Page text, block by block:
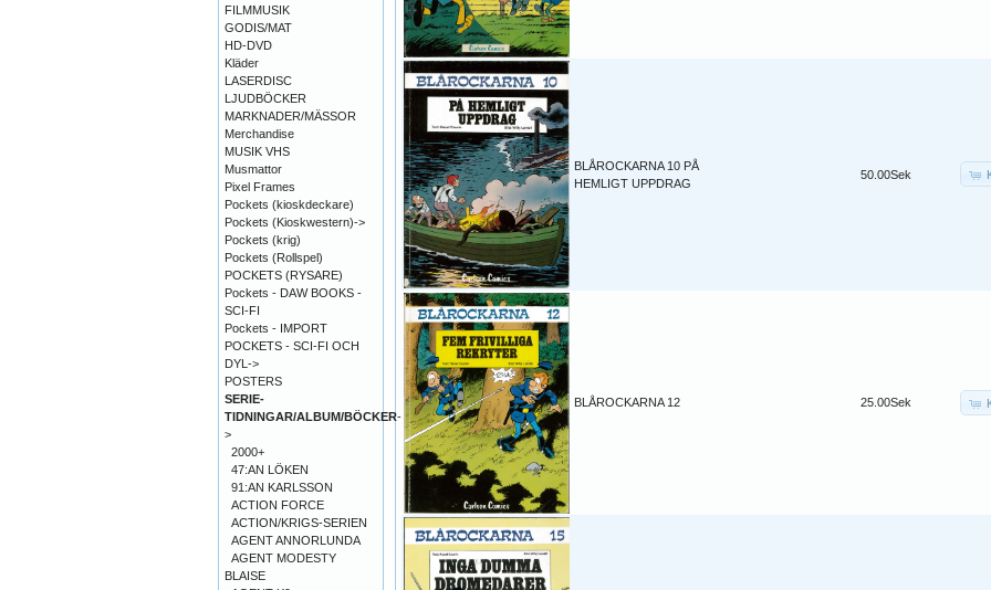
BLÅROCKARNA 10 PÅ
HEMLIGT UPPDRAG
50.00Sek
BLÅROCKARNA 12 25.00Sek
FILMMUSIK
GODIS/MAT
HD-DVD
Kläder
LASERDISC
LJUDBÖCKER
MARKNADER/MÄSSOR
Merchandise
MUSIK VHS
Musmattor
Pixel Frames
Pockets (kioskdeckare)
Pockets (Kioskwestern)->
Pockets (krig)
Pockets (Rollspel)
POCKETS (RYSARE)
Pockets - DAW BOOKS -
SCI-FI
Pockets - IMPORT
POCKETS - SCI-FI OCH
DYL->
POSTERS
SERIE-
TIDNINGAR/ALBUM/BÖCKER-
>
2000+
47:AN LÖKEN
91:AN KARLSSON
ACTION FORCE
ACTION/KRIGS-SERIEN
AGENT ANNORLUNDA
AGENT MODESTY
BLAISE